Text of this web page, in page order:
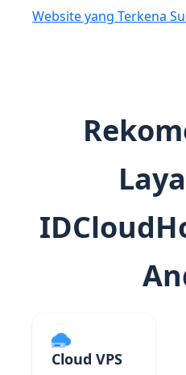
Website yang Terkena
Cloud VPS